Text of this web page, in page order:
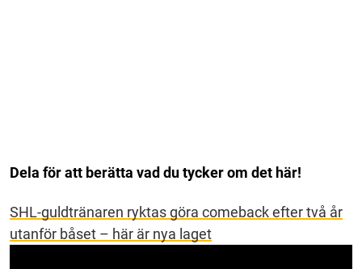
Dela för att berätta vad du tycker om det här!
SHL-guldtränaren ryktas göra comeback efter två år
utanför båset – här är nya laget